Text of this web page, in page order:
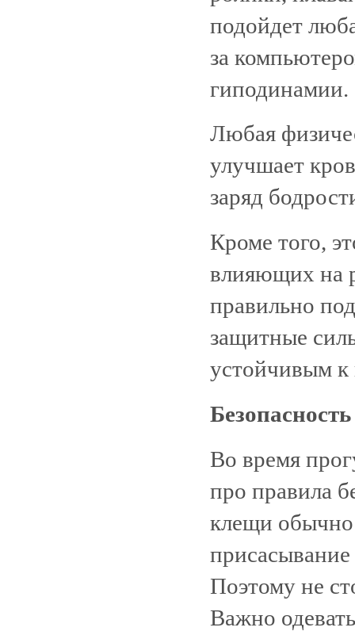
подойдет
за
гиподинамии.
Любая
улучшает
заряд
Кроме того,
влияющих на
правильно
защитные
устойчивым
Во время
про правила
клещи обычно
присасывание
Поэтому не
Важно